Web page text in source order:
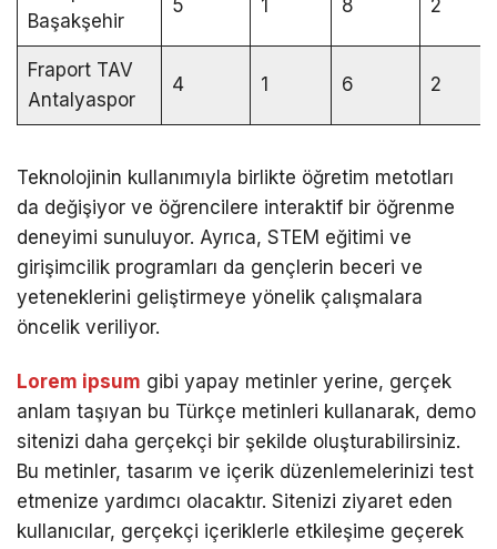
Başakşehir
5 1 8 2
Fraport TAV
Antalyaspor
4 1 6 2
Teknolojinin kullanımıyla birlikte öğretim metotları
da değişiyor ve öğrencilere interaktif bir öğrenme
deneyimi sunuluyor. Ayrıca, STEM eğitimi ve
girişimcilik programları da gençlerin beceri ve
yeteneklerini geliştirmeye yönelik çalışmalara
öncelik veriliyor.
Lorem ipsum gibi yapay metinler yerine, gerçek
anlam taşıyan bu Türkçe metinleri kullanarak, demo
sitenizi daha gerçekçi bir şekilde oluşturabilirsiniz.
Bu metinler, tasarım ve içerik düzenlemelerinizi test
etmenize yardımcı olacaktır. Sitenizi ziyaret eden
kullanıcılar, gerçekçi içeriklerle etkileşime geçerek